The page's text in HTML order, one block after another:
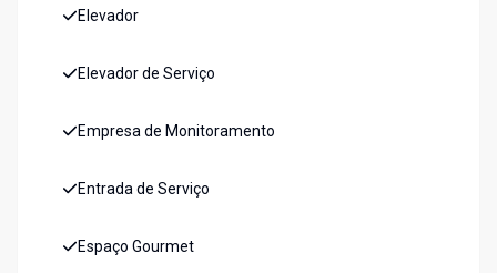
Elevador
Elevador de Serviço
Empresa de Monitoramento
Entrada de Serviço
Espaço Gourmet